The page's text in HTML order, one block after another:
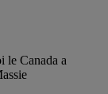
Canada a